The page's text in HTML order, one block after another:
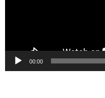
00:00